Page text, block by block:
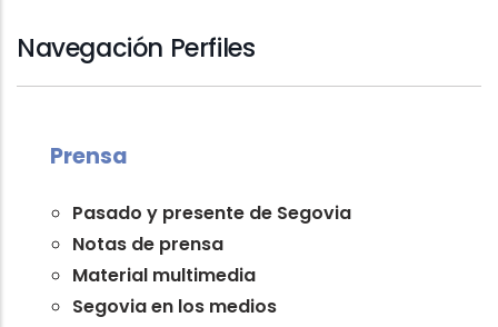
Navegación Perfiles
Prensa
Pasado y presente de Segovia
Notas de prensa
Material multimedia
Segovia en los medios